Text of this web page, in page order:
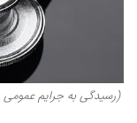
(رسیدگی به جرایم